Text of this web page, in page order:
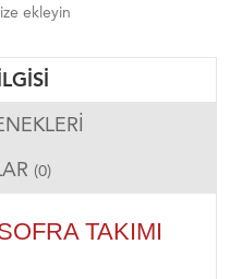
ekleyin
(0)
TAKIMI